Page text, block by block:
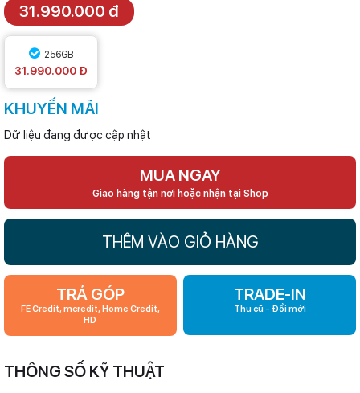
31.990.000 đ
256GB
31.990.000 Đ
KHUYẾN MÃI
Dữ liệu đang được cập nhật
MUA NGAY
Giao hàng tận nơi hoặc nhận tại Shop
THÊM VÀO GIỎ HÀNG
TRẢ GÓP
FE Credit, mcredit, Home Credit,
HD
TRADE-IN
Thu cũ - Đổi mới
THÔNG SỐ KỸ THUẬT